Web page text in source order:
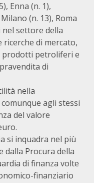
Enna (n. 1),
(n. 13), Roma
nel settore della
di mercato,
prodotti petroliferi e
di
nella
agli stessi
del valore
si inquadra nel più
dalla Procura della
di finanza volte
finanziario